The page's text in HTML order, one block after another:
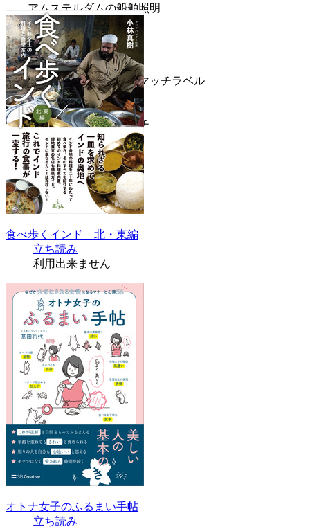
アムステルダムの船舶照明
イランの携帯電話
三個の石
腕時計
アメリカみやげ
タバコのパッケージとマッチラベル
外国人旅行証
サナアの模型
ジャンビーアのブローチ
乳香と香炉
カセット＆ＣＤ
通貨
あとがき続きを読む
食べ歩くインド 北・東編
立ち読み
利用出来ません
オトナ女子のふるまい手帖
立ち読み